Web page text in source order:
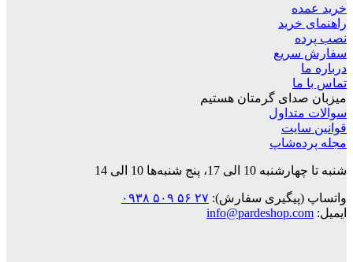
خرید عمده
راهنمای خرید
نصب پرده
سفارش سریع
درباره ما
تماس با ما
میزبان صدای گرمتان هستیم
سوالات متداول
قوانین‌ سایت
مجله پرده‌شاپ
شنبه تا چهارشنبه 10 الی 17، پنج شنبه‌ها 10 الی 14
واتساپ (پیگیری سفارش):۲۷ ۵۶ ۵۰۹ ۰۹۳۸
ایمیل:info@pardeshop.com